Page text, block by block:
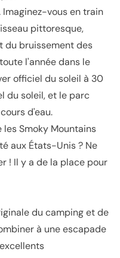
vous en train
pittoresque,
du bruissement des
l'année dans le
officiel du soleil à 30
du soleil, et le parc
d'eau.
les Smoky Mountains
aux États-Unis ? Ne
! Il y a de la place pour
du camping et de
à une escapade